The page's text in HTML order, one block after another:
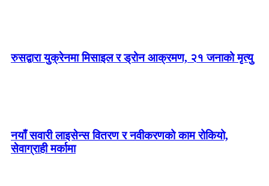
रुसद्वारा युक्रेनमा मिसाइल र ड्रोन आक्रमण, २१ जनाको मृत्यु
नयाँ सवारी लाइसेन्स वितरण र नवीकरणको काम रोकियो,
सेवाग्राही मर्कामा